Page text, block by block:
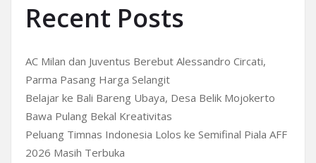
Recent Posts
AC Milan dan Juventus Berebut Alessandro Circati,
Parma Pasang Harga Selangit
Belajar ke Bali Bareng Ubaya, Desa Belik Mojokerto
Bawa Pulang Bekal Kreativitas
Peluang Timnas Indonesia Lolos ke Semifinal Piala AFF
2026 Masih Terbuka